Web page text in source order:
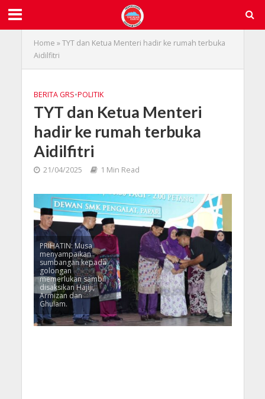
Home »TYT dan Ketua Menteri hadir ke rumah terbuka
Aidilfitri
BERITA GRS•POLITIK
TYT dan Ketua Menteri
hadir ke rumah terbuka
Aidilfitri
21/04/2025 1 Min Read
PRIHATIN: Musa
menyampaikan
sumbangan kepada
golongan
memerlukan sambil
disaksikan Hajiji,
Armizan dan
Ghulam.